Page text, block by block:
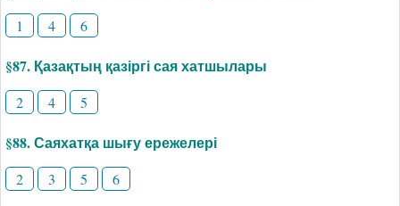
1 4 6
§87. Қазақтың қазіргі сая хатшылары
2 4 5
§88. Саяхатқа шығу ережелері
2 3 5 6